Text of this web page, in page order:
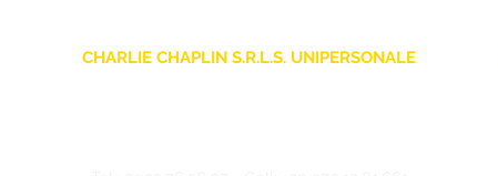
CHARLIE CHAPLIN S.R.L.S. UNIPERSONALE